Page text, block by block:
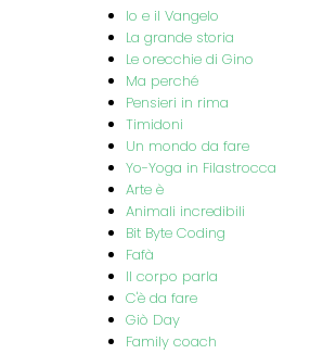
Io e il Vangelo
La grande storia
Le orecchie di Gino
Ma perché
Pensieri in rima
Timidoni
Un mondo da fare
Yo-Yoga in Filastrocca
Arte è
Animali incredibili
Bit Byte Coding
Fafà
Il corpo parla
C'è da fare
Giò Day
Family coach